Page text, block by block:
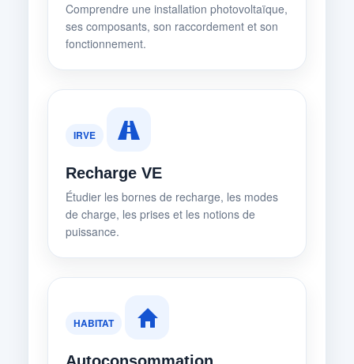
Comprendre une installation photovoltaïque,
ses composants, son raccordement et son
fonctionnement.
IRVE
Recharge VE
Étudier les bornes de recharge, les modes
de charge, les prises et les notions de
puissance.
HABITAT